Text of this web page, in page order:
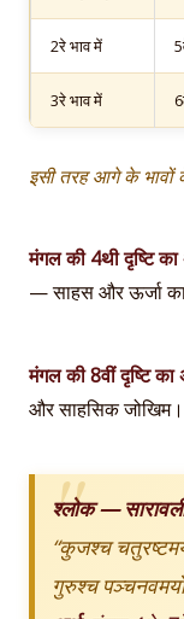
2रे भाव में
3रे भाव में
इसी तरह आगे के भावों
मंगल की 4थी दृष्टि का
— साहस और ऊर्जा
मंगल की 8वीं दृष्टि का
और साहसिक जोखिम।
श्लोक —
“कुजश्च
गुरुश्च